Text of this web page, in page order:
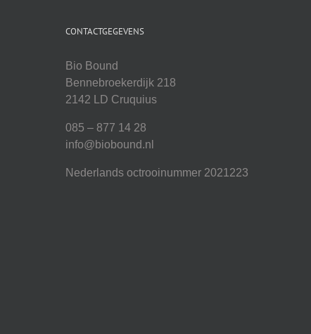
CONTACTGEGEVENS
Bio Bound
Bennebroekerdijk 218
2142 LD Cruquius
085 – 877 14 28
info@biobound.nl
Nederlands octrooinummer 2021223